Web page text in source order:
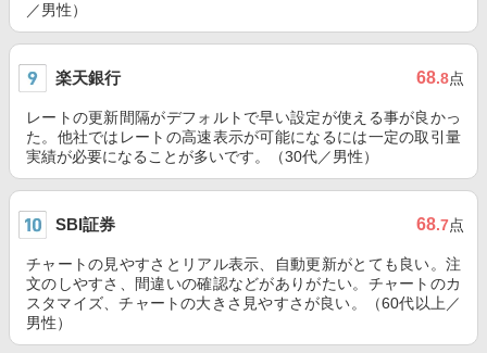
／男性）
楽天銀行 68.8点
レートの更新間隔がデフォルトで早い設定が使える事が良かっ
た。他社ではレートの高速表示が可能になるには一定の取引量
実績が必要になることが多いです。（30代／男性）
SBI証券 68.7点
チャートの見やすさとリアル表示、自動更新がとても良い。注
文のしやすさ、間違いの確認などがありがたい。チャートのカ
スタマイズ、チャートの大きさ見やすさが良い。（60代以上／
男性）